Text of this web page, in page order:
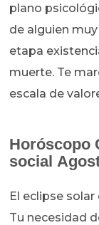
plano
de alguien
etapa
muerte. Te
escala de
Horóscopo
social
El eclipse solar
Tu necesidad